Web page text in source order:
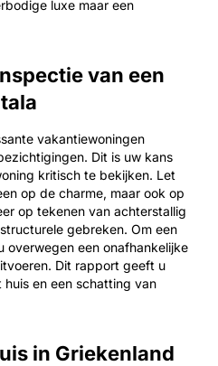
luxe maar een
van een
vakantiewoningen
Dit is uw kans
kritisch te bekijken. Let
op de charme, maar ook op
op tekenen van achterstallig
gebreken. Om een
een onafhankelijke
Dit rapport geeft u
en een schatting van
in Griekenland